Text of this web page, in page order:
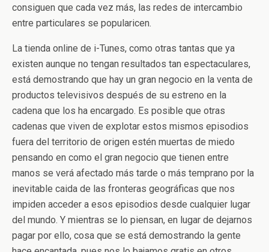
consiguen que cada vez más, las redes de intercambio
entre particulares se popularicen.
La tienda online de i-Tunes, como otras tantas que ya
existen aunque no tengan resultados tan espectaculares,
está demostrando que hay un gran negocio en la venta de
productos televisivos después de su estreno en la
cadena que los ha encargado. Es posible que otras
cadenas que viven de explotar estos mismos episodios
fuera del territorio de origen estén muertas de miedo
pensando en como el gran negocio que tienen entre
manos se verá afectado más tarde o más temprano por la
inevitable caida de las fronteras geográficas que nos
impiden acceder a esos episodios desde cualquier lugar
del mundo. Y mientras se lo piensan, en lugar de dejarnos
pagar por ello, cosa que se está demostrando la gente